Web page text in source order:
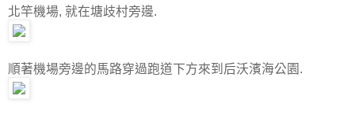
北竿機場, 就在塘歧村旁邊.
順著機場旁邊的馬路穿過跑道下方來到后沃濱海公園.